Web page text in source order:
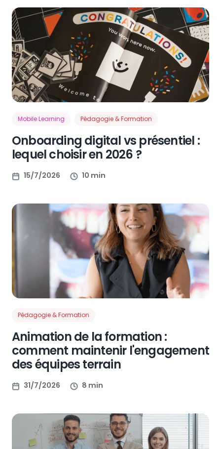
Mobile Learning Pédagogie & Formation
Onboarding digital vs présentiel :
lequel choisir en 2026 ?
15/7/2026 10 min
Pédagogie & Formation
Animation de la formation :
comment maintenir l'engagement
des équipes terrain
31/7/2026 8 min